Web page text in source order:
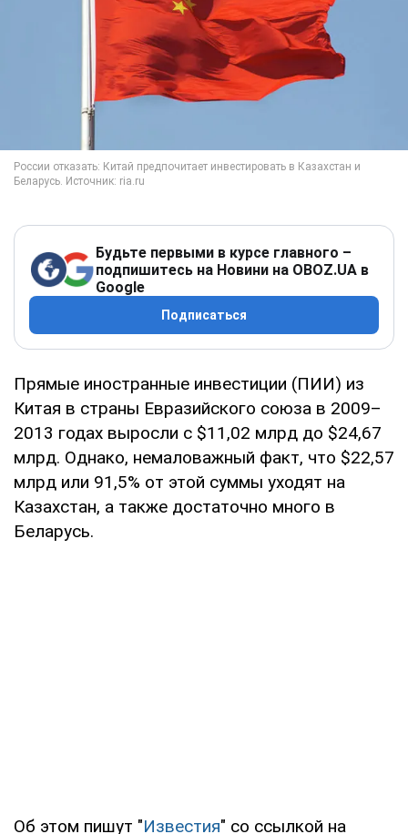
Будьте первыми в курсе главного –
подпишитесь на Новини на OBOZ.UA в
Google
Подписаться
Прямые иностранные инвестиции (ПИИ) из
Китая в страны Евразийского союза в 2009–
2013 годах выросли с $11,02 млрд до $24,67
млрд. Однако, немаловажный факт, что $22,57
млрд или 91,5% от этой суммы уходят на
Казахстан, а также достаточно много в
Беларусь.
Об этом пишут "Известия" со ссылкой на